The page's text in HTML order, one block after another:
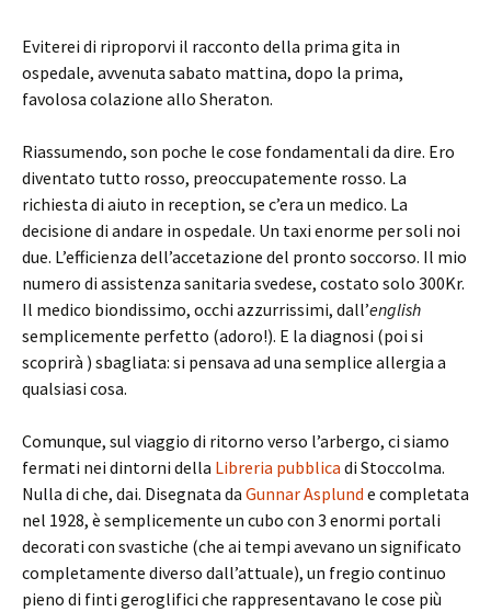
Eviterei di riproporvi il racconto della prima gita in
ospedale, avvenuta sabato mattina, dopo la prima,
favolosa colazione allo Sheraton.
Riassumendo, son poche le cose fondamentali da dire. Ero
diventato tutto rosso, preoccupatemente rosso. La
richiesta di aiuto in reception, se c’era un medico. La
decisione di andare in ospedale. Un taxi enorme per soli noi
due. L’efficienza dell’accetazione del pronto soccorso. Il mio
numero di assistenza sanitaria svedese, costato solo 300Kr.
Il medico biondissimo, occhi azzurrissimi, dall’english
semplicemente perfetto (adoro!). E la diagnosi (poi si
scoprirà ) sbagliata: si pensava ad una semplice allergia a
qualsiasi cosa.
Comunque, sul viaggio di ritorno verso l’arbergo, ci siamo
fermati nei dintorni della Libreria pubblica di Stoccolma.
Nulla di che, dai. Disegnata da Gunnar Asplund e completata
nel 1928, è semplicemente un cubo con 3 enormi portali
decorati con svastiche (che ai tempi avevano un significato
completamente diverso dall’attuale), un fregio continuo
pieno di finti geroglifici che rappresentavano le cose più